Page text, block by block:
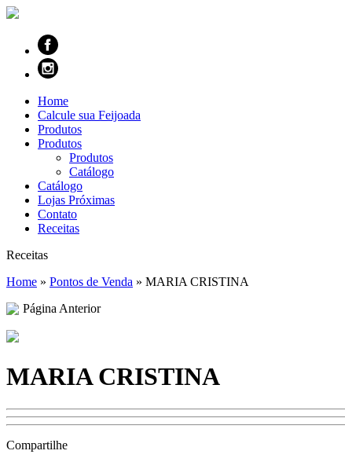
Home
Calcule sua Feijoada
Produtos
Produtos
Produtos
Catálogo
Catálogo
Lojas Próximas
Contato
Receitas
Receitas
Home » Pontos de Venda » MARIA CRISTINA
Página Anterior
MARIA CRISTINA
Compartilhe